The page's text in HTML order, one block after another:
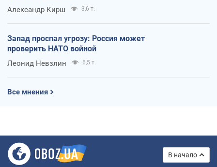
Александр Кирш 3,6 т.
Запад проспал угрозу: Россия может
проверить НАТО войной
Леонид Невзлин 6,5 т.
Все мнения
В начало